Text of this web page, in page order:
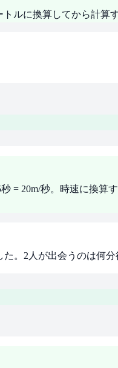
ルに換算してから計算
20m/秒。時速に換算す
。2人が出会うのは何分